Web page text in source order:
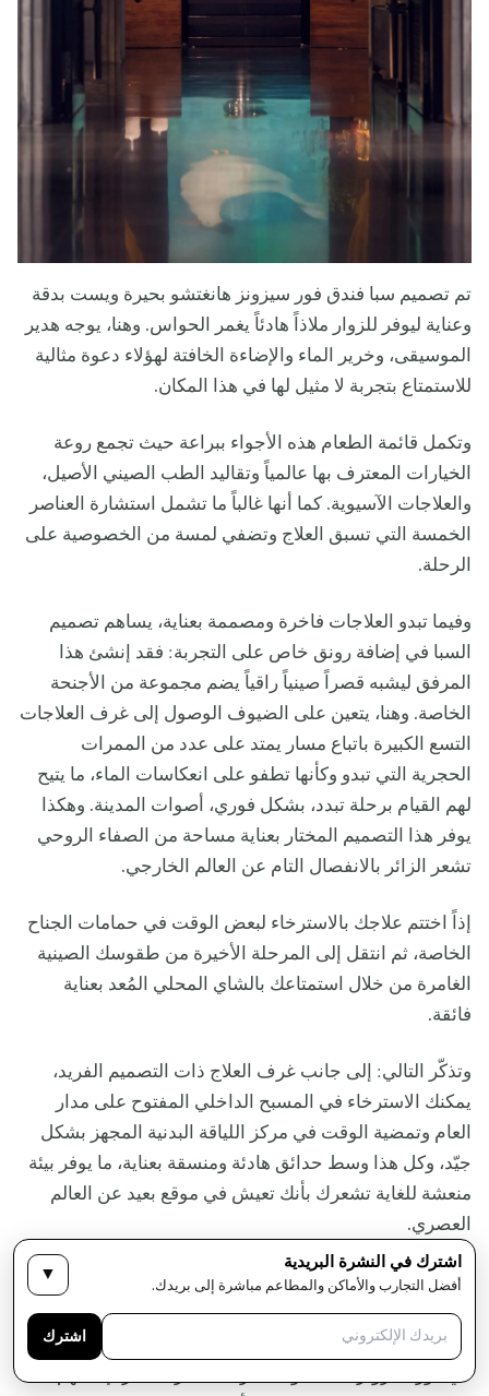
تم تصميم سبا فندق فور سيزونز هانغتشو بحيرة ويست بدقة
وعناية ليوفر للزوار ملاذاً هادئاً يغمر الحواس. وهنا، يوجه هدير
الموسيقى، وخرير الماء والإضاءة الخافتة لهؤلاء دعوة مثالية
للاستمتاع بتجربة لا مثيل لها في هذا المكان.
وتكمل قائمة الطعام هذه الأجواء ببراعة حيث تجمع روعة
الخيارات المعترف بها عالمياً وتقاليد الطب الصيني الأصيل،
والعلاجات الآسيوية. كما أنها غالباً ما تشمل استشارة العناصر
الخمسة التي تسبق العلاج وتضفي لمسة من الخصوصية على
الرحلة.
وفيما تبدو العلاجات فاخرة ومصممة بعناية، يساهم تصميم
السبا في إضافة رونق خاص على التجربة: فقد إنشئ هذا
المرفق ليشبه قصراً صينياً راقياً يضم مجموعة من الأجنحة
الخاصة. وهنا، يتعين على الضيوف الوصول إلى غرف العلاجات
التسع الكبيرة باتباع مسار يمتد على عدد من الممرات
الحجرية التي تبدو وكأنها تطفو على انعكاسات الماء، ما يتيح
لهم القيام برحلة تبدد، بشكل فوري، أصوات المدينة. وهكذا
يوفر هذا التصميم المختار بعناية مساحة من الصفاء الروحي
تشعر الزائر بالانفصال التام عن العالم الخارجي.
إذاً اختتم علاجك بالاسترخاء لبعض الوقت في حمامات الجناح
الخاصة، ثم انتقل إلى المرحلة الأخيرة من طقوسك الصينية
الغامرة من خلال استمتاعك بالشاي المحلي المُعد بعناية
فائقة.
وتذكّر التالي: إلى جانب غرف العلاج ذات التصميم الفريد،
يمكنك الاسترخاء في المسبح الداخلي المفتوح على مدار
العام وتمضية الوقت في مركز اللياقة البدنية المجهز بشكل
جيّد، وكل هذا وسط حدائق هادئة ومنسقة بعناية، ما يوفر بيئة
منعشة للغاية تشعرك بأنك تعيش في موقع بعيد عن العالم
العصري.
الموظفون والخدمة
يشيد الضيوف الأكثر رقياً بالخدمة التي يقدمها فريق العمل
في فور سيزونز هانغتشو باعتباره العنصر المميز لإقامتهم.
اشترك في النشرة البريدية
أفضل التجارب والأماكن والمطاعم مباشرة إلى بريدك.
▼
اشترك